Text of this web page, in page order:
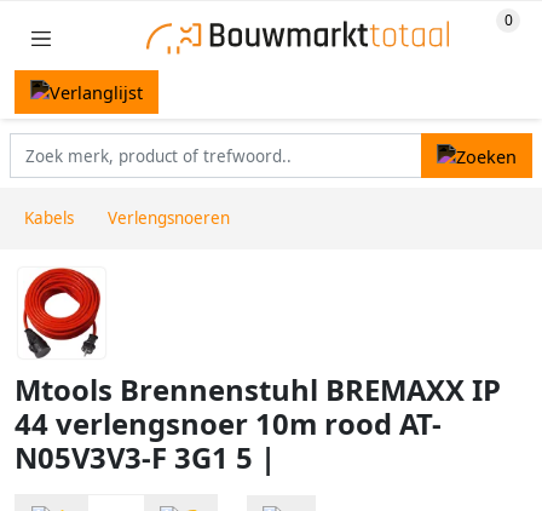
Kabels Verlengsnoeren
Mtools Brennenstuhl BREMAXX IP
44 verlengsnoer 10m rood AT-
N05V3V3-F 3G1 5 |